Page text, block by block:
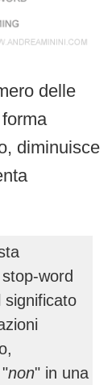
delle
diminuisce
word
significato
non" in una